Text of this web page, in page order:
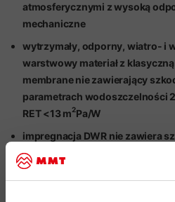
atmosferycznymi z wysoką
mechaniczne
wytrzymały, odporny, wiatro- i
warstwowy materiał z
membrane nie zawierający
parametrach wodoszczelności
RET <13 m2Pa/W
impregnacja DWR nie zawiera
środowiska związków PFC,
wilgocią